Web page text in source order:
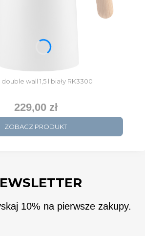
Czajnik elektryczny double wall 1,5 l biały RK3300
Cena
229,00 zł
ZOBACZ PRODUKT
10% na pierwsze zakupy.